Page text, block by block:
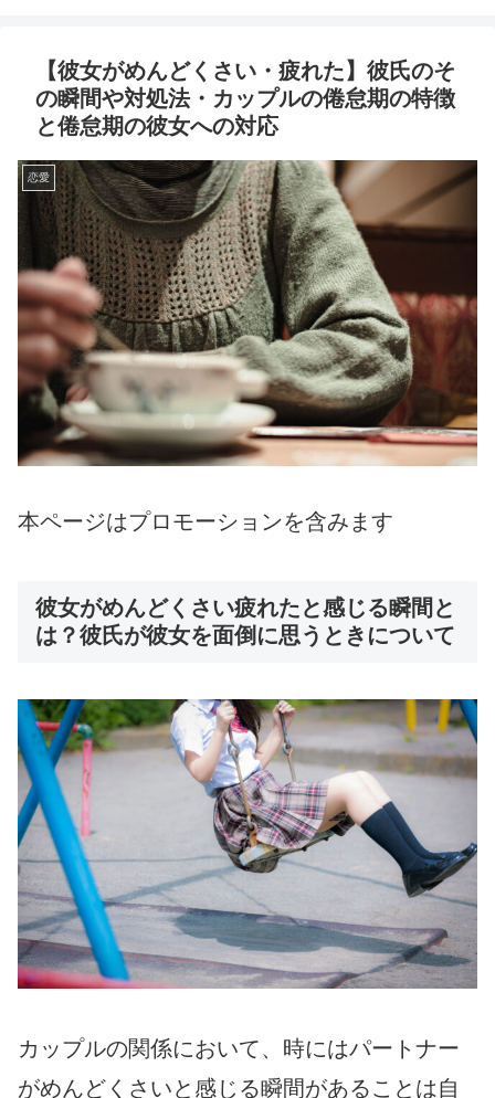
【彼女がめんどくさい・疲れた】彼氏のそ
の瞬間や対処法・カップルの倦怠期の特徴
と倦怠期の彼女への対応
恋愛
本ページはプロモーションを含みます
彼女がめんどくさい疲れたと感じる瞬間と
は？彼氏が彼女を面倒に思うときについて
カップルの関係において、時にはパートナー
がめんどくさいと感じる瞬間があることは自